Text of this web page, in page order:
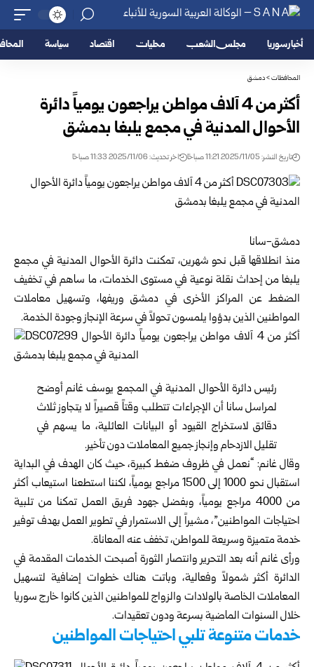
أخبار سوريا مجلس الشعب محليات اقتصاد سياسة
المحافظات>دمشق
أكثر من 4 آلاف مواطن يراجعون يومياً دائرة
الأحوال المدنية في مجمع يلبغا بدمشق
تاريخ النشر: 2025/11/05 11:21 صباحًا اخر تحديث: 2025/11/06 11:33 صباحًا
دمشق-سانا
منذ انطلاقها قبل نحو شهرين، تمكنت دائرة الأحوال المدنية في مجمع
يلبغا من إحداث نقلة نوعية في مستوى الخدمات، ما ساهم في تخفيف
الضغط عن المراكز الأخرى في دمشقوريفها، وتسهيل معاملات
المواطنين الذين بدؤوا يلمسون تحولاً في سرعة الإنجاز وجودة الخدمة.
رئيس دائرة الأحوال المدنية في المجمع يوسف غانم أوضح
لمراسل سانا أن الإجراءات تتطلب وقتاً قصيراً لا يتجاوز ثلاث
دقائق لاستخراج القيود أو البيانات العائلية، ما يسهم في
تقليل الازدحام وإنجاز جميع المعاملات دون تأخير.
وقال غانم: “نعمل في ظروف ضغط كبيرة، حيث كان الهدف في البداية
استقبال نحو 1000 إلى 1500 مراجع يومياً، لكننا استطعنا استيعاب أكثر
من 4000 مراجع يومياً، وبفضل جهود فريق العمل تمكنا من تلبية
احتياجات المواطنين”، مشيراً إلى الاستمرار في تطوير العمل بهدف توفير
خدمة متميزة وسريعة للمواطن، تخفف عنه المعاناة.
ورأى غانم أنه بعد التحرير وانتصار الثورة أصبحت الخدمات المقدمة في
الدائرة أكثر شمولاً وفعالية، وباتت هناك خطوات إضافية لتسهيل
المعاملات الخاصة بالولادات والزواج للمواطنين الذين كانوا خارج سوريا
خلال السنوات الماضية بسرعة ودون تعقيدات.
خدمات متنوعة تلبي احتياجات المواطنين